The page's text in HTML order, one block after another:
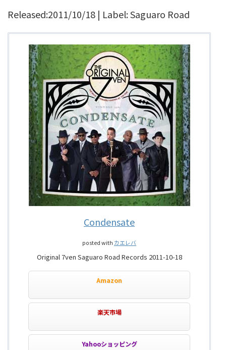
Released:2011/10/18 | Label: Saguaro Road
Condensate
posted with カエレバ
Original 7ven Saguaro Road Records 2011-10-18
Amazon
楽天市場
Yahooショッピング